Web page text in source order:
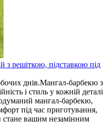
решіткою, підставкою під
днів.Мангал-барбекю з
і стиль у кожній деталі
мангал-барбекю,
під час приготування,
вашим незамінним